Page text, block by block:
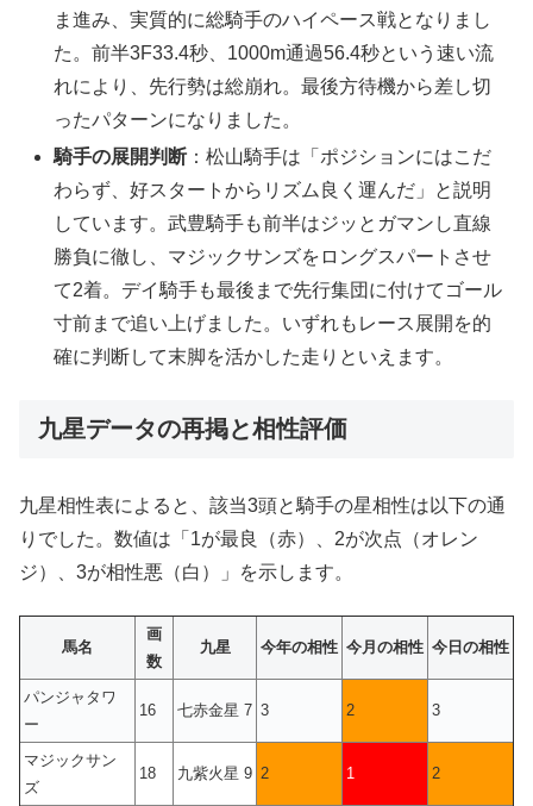
ま進み、実質的に総騎手のハイペース戦となりまし
た。前半3F33.4秒、1000m通過56.4秒という速い流
れにより、先行勢は総崩れ。最後方待機から差し切
ったパターンになりました。
騎手の展開判断 ：松山騎手は「ポジションにはこだ
わらず、好スタートからリズム良く運んだ」と説明
しています。武豊騎手も前半はジッとガマンし直線
勝負に徹し、マジックサンズをロングスパートさせ
て2着。デイ騎手も最後まで先行集団に付けてゴール
寸前まで追い上げました。いずれもレース展開を的
確に判断して末脚を活かした走りといえます。
九星データの再掲と相性評価
九星相性表によると、該当3頭と騎手の星相性は以下の通
りでした。数値は「1が最良（赤）、2が次点（オレン
ジ）、3が相性悪（白）」を示します。
馬名
画
数
九星 今年の相性 今月の相性 今日の相性
パンジャタワ
ー
16 七赤金星 7 3 2 3
マジックサン
ズ
18 九紫火星 9 2 1 2